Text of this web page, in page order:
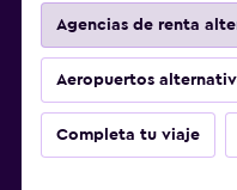
Agencias de renta
Aeropuertos
Completa tu viaje